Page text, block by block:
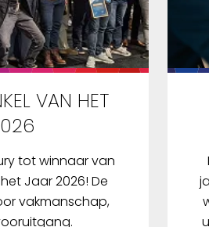
VAN HET
tot winnaar van
Jaar 2026! De
vakmanschap,